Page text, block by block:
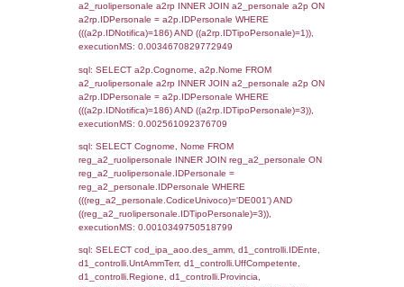
sql: SELECT COUNT(*) FROM
WHERE `userlevelid` = -2, executionMS:
sql: SELECT `tablename`, `userlevelid`,
`userlevelpermissions` WHERE `userlevelid`
sql: SELECT a1.RagioneSociale,
localita, el_prov.citta AS provincia,
DATE(n.DataInvioNotifica) as
LEFT JOIN infostabilimento i ON
n.CodiceUnivoco LEFT JOIN